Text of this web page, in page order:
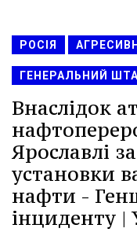
РОСІЯ
ГЕНЕРАЛЬНИЙ
Внаслідок
Ярославлі
установки
нафти -
інциденту